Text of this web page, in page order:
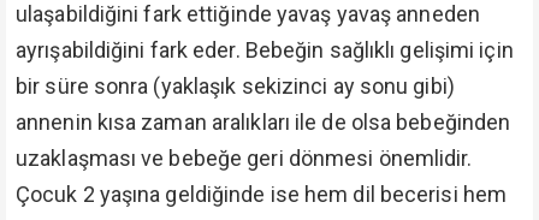
ulaşabildiğini fark ettiğinde yavaş yavaş anneden
ayrışabildiğini fark eder. Bebeğin sağlıklı gelişimi için
bir süre sonra (yaklaşık sekizinci ay sonu gibi)
annenin kısa zaman aralıkları ile de olsa bebeğinden
uzaklaşması ve bebeğe geri dönmesi önemlidir.
Çocuk 2 yaşına geldiğinde ise hem dil becerisi hem